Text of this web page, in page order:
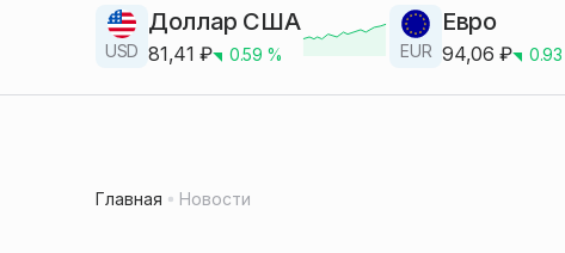
USD
Доллар США
81,41 ₽ 0.59 % EUR
Евро
94,06 ₽ 0.93
Главная Новости